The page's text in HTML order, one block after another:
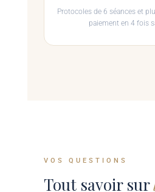
Protocoles de 6 séances et
paiement en 4 fois
VOS QUESTIONS
Tout savoir sur